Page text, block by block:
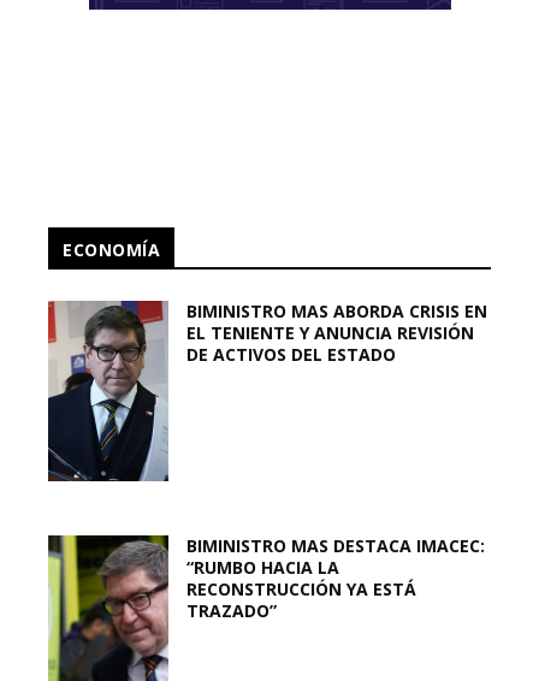
ECONOMÍA
BIMINISTRO MAS ABORDA CRISIS EN
EL TENIENTE Y ANUNCIA REVISIÓN
DE ACTIVOS DEL ESTADO
BIMINISTRO MAS DESTACA IMACEC:
“RUMBO HACIA LA
RECONSTRUCCIÓN YA ESTÁ
TRAZADO”